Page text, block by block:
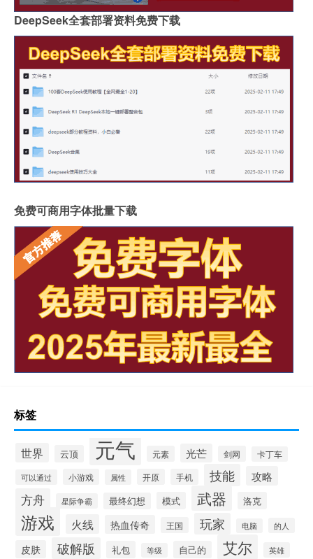
DeepSeek全套部署资料免费下载
免费可商用字体批量下载
标签
世界 云顶 元气 元素 光芒 剑网 卡丁车
可以通过 小游戏 属性 开原 手机 技能 攻略
方舟 星际争霸 最终幻想 模式 武器 洛克
游戏 火线 热血传奇 王国 玩家 电脑 的人
皮肤 破解版 礼包 等级 自己的 艾尔 英雄